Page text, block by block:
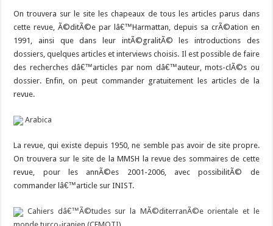
On trouvera sur le site les chapeaux de tous les articles parus dans
cette revue, Ã©ditÃ©e par lâ€™Harmattan, depuis sa crÃ©ation en
1991, ainsi que dans leur intÃ©gralitÃ© les introductions des
dossiers, quelques articles et interviews choisis. Il est possible de faire
des recherches dâ€™articles par nom dâ€™auteur, mots-clÃ©s ou
dossier. Enfin, on peut commander gratuitement les articles de la
revue.
Arabica
La revue, qui existe depuis 1950, ne semble pas avoir de site propre.
On trouvera sur le site de la MMSH la revue des sommaires de cette
revue, pour les annÃ©es 2001-2006, avec possibilitÃ© de
commander lâ€™article sur INIST.
Cahiers dâ€™Ã©tudes sur la MÃ©diterranÃ©e orientale et le